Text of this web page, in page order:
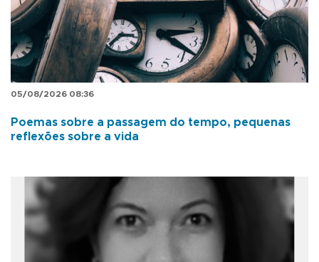
05/08/2026 08:36
Poemas sobre a passagem do tempo, pequenas
reflexões sobre a vida